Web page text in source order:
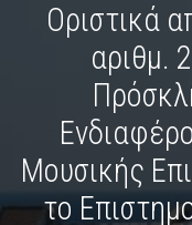
Οριστικά
αριθμ.
Μουσικής
το